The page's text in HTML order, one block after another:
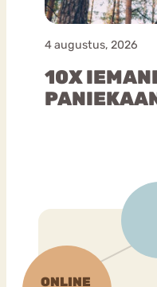
4 augustus, 2026
10X